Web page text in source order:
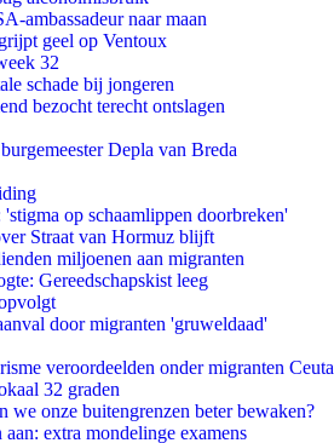
ambassadeur naar maan
geel op Ventoux
32
schade bij jongeren
bezocht terecht ontslagen
Depla van Breda
op schaamlippen doorbreken'
Straat van Hormuz blijft
miljoenen aan migranten
Gereedschapskist leeg
door migranten 'gruweldaad'
veroordeelden onder migranten Ceuta
32 graden
we onze buitengrenzen beter bewaken?
extra mondelinge examens